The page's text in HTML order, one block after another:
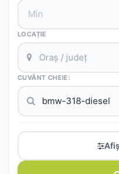
LOCAȚIE
CUVÂNT CHEIE: